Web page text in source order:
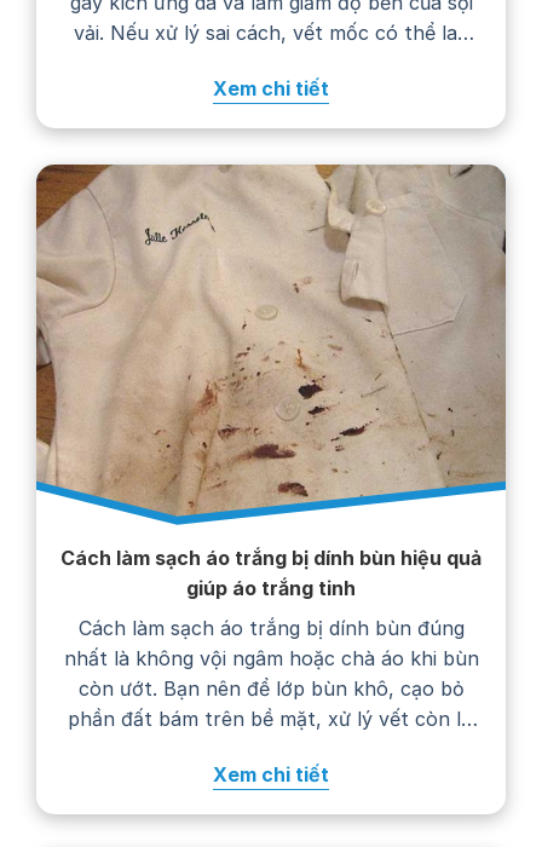
vải. Nếu xử lý sai cách, vết mốc có thể lan
nhanh hư hỏng. Trong bài viết…
Xem chi tiết
Cách làm sạch áo trắng bị dính bùn hiệu quả
giúp áo trắng tinh
Cách làm sạch áo trắng bị dính bùn đúng
nhất là không vội ngâm hoặc chà áo khi bùn
còn ướt. Bạn nên để lớp bùn khô, cạo bỏ
phần đất bám trên bề mặt, xử lý vết còn lại
trên nhãn chăm sóc. Thực hiện…
Xem chi tiết